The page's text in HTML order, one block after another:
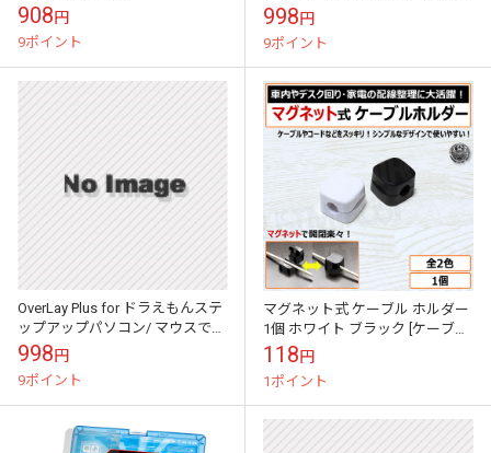
908円
9ポイント
クリック！アンパンマンパソコ
ン / ディズ...
998円
9ポイント
OverLay Plus for ドラえもんステ
ップアップパソコン/ マウスでク
リック！アンパンマンパソコン /
ディズニー ワン...
998円
9ポイント
マグネット式 ケーブル ホルダー
1個 ホワイト ブラック [ケーブル
ホルダー コードホルダー ケーブ
ルクリップ コードクリップ ...
118円
1ポイント